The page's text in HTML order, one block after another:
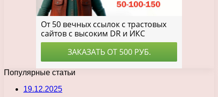
Популярные статьи
19.12.2025